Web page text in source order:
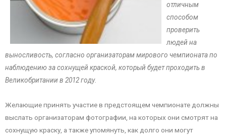
отличным
способом
проверить
людей на
выносливость, согласно организаторам мирового чемпионата по
наблюдению за сохнущей краской, который будет проходить в
Великобритании в 2012 году.
Желающие принять участие в предстоящем чемпионате должны
выслать организаторам фотографии, на которых они смотрят на
сохнущую краску, а также упомянуть, как долго они могут